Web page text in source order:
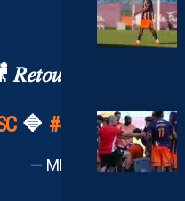
𝑅𝑒𝑡𝑜𝑢𝑟 𝑠𝑢𝑟 𝑙𝑎
🔷 #𝐺𝑟𝑎𝑚𝑚𝑜𝑛𝑡
— MHSC